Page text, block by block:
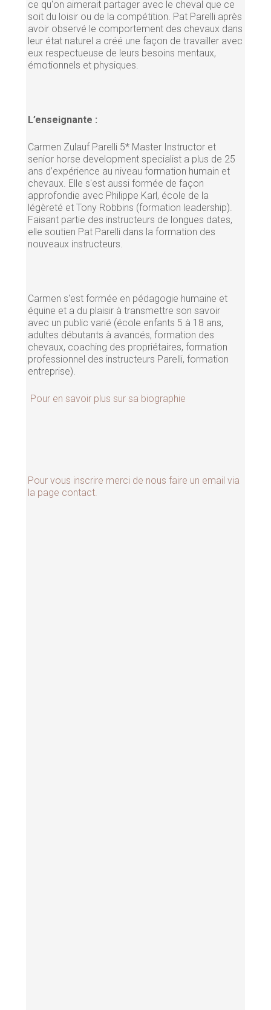
ce qu'on aimerait partager avec le cheval que ce
soit du loisir ou de la compétition. Pat Parelli après
avoir observé le comportement des chevaux dans
leur état naturel a créé une façon de travailler avec
eux respectueuse de leurs besoins mentaux,
émotionnels et physiques.
L’enseignante :
Carmen Zulauf Parelli 5* Master Instructor et
senior horse development specialist a plus de 25
ans d’expérience au niveau formation humain et
chevaux. Elle s'est aussi formée de façon
approfondie avec Philippe Karl, école de la
légèreté et Tony Robbins (formation leadership).
Faisant partie des instructeurs de longues dates,
elle soutien Pat Parelli dans la formation des
nouveaux instructeurs.
Carmen s'est formée en pédagogie humaine et
équine et a du plaisir à transmettre son savoir
avec un public varié (école enfants 5 à 18 ans,
adultes débutants à avancés, formation des
chevaux, coaching des propriétaires, formation
professionnel des instructeurs Parelli, formation
entreprise).
Pour en savoir plus sur sa biographie
Pour vous inscrire merci de nous faire un email via
la page contact.